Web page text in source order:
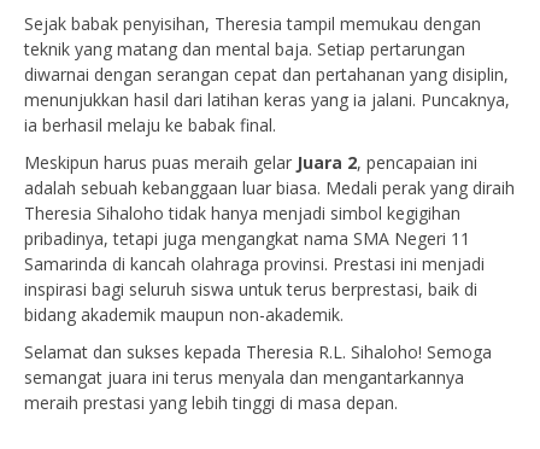
Sejak babak penyisihan, Theresia tampil memukau dengan
teknik yang matang dan mental baja. Setiap pertarungan
diwarnai dengan serangan cepat dan pertahanan yang disiplin,
menunjukkan hasil dari latihan keras yang ia jalani. Puncaknya,
ia berhasil melaju ke babak final.
Meskipun harus puas meraih gelar Juara 2, pencapaian ini
adalah sebuah kebanggaan luar biasa. Medali perak yang diraih
Theresia Sihaloho tidak hanya menjadi simbol kegigihan
pribadinya, tetapi juga mengangkat nama SMA Negeri 11
Samarinda di kancah olahraga provinsi. Prestasi ini menjadi
inspirasi bagi seluruh siswa untuk terus berprestasi, baik di
bidang akademik maupun non-akademik.
Selamat dan sukses kepada Theresia R.L. Sihaloho! Semoga
semangat juara ini terus menyala dan mengantarkannya
meraih prestasi yang lebih tinggi di masa depan.